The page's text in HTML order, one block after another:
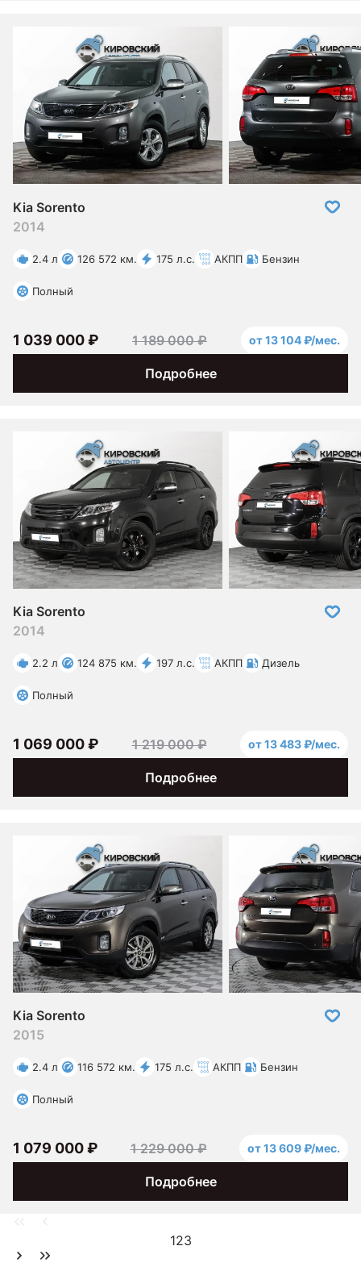
Kia Sorento
2014
2.4 л 126 572 км. 175 л.с. АКПП Бензин
Полный
Подробнее
1 039 000 ₽ 1 189 000 ₽ от 13 104 ₽/мес.
Kia Sorento
2014
2.2 л 124 875 км. 197 л.с. АКПП Дизель
Полный
Подробнее
1 069 000 ₽ 1 219 000 ₽ от 13 483 ₽/мес.
Kia Sorento
2015
2.4 л 116 572 км. 175 л.с. АКПП Бензин
Полный
Подробнее
1 079 000 ₽ 1 229 000 ₽ от 13 609 ₽/мес.
123